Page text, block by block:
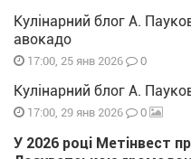
Кулінарний блог А.
авокадо
17:00, 25 янв 2026 0
Кулінарний блог А.
17:00, 29 янв 2026 0
У 2026 році Метінвест